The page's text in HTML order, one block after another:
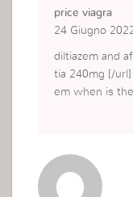
price viagra
24 Giugno
diltiazem and
tia 240mg [/
em when is